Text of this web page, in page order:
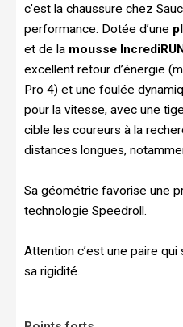
c’est la chaussure chez
performance. Dotée d’une
et de la mousse
excellent retour d’énergie
Pro 4) et une foulée
pour la vitesse, avec une
cible les coureurs à la
distances longues,
Sa géométrie favorise une
technologie Speedroll.
Attention c’est une paire
sa rigidité.